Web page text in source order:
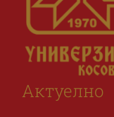
Актуелно